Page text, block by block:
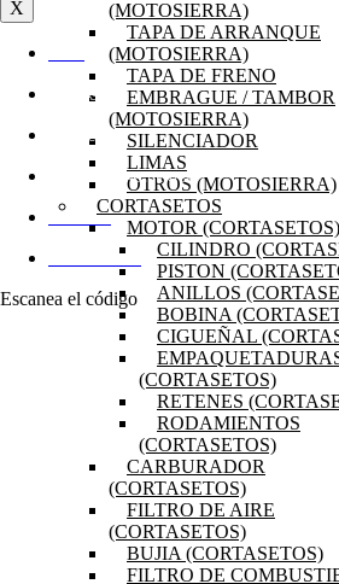
(MOTOSIERRA)
TAPA DE ARRANQUE
(MOTOSIERRA)
TAPA DE FRENO
EMBRAGUE / TAMBOR
(MOTOSIERRA)
SILENCIADOR
LIMAS
OTROS (MOTOSIERRA)
CORTASETOS
MOTOR (CORTASETOS)
CILINDRO
PISTON
ANILLOS
BOBINA
CIGUEÑAL
(CORTASETOS)
RETENES
RODAMIENTOS
(CORTASETOS)
CARBURADOR
(CORTASETOS)
FILTRO DE AIRE
(CORTASETOS)
BUJIA (CORTASETOS)
FILTRO DE
X
OFERTAS
PRODUCTOS
PREGUNTAS FRECUENTES
MI CUENTA
Escanea el código